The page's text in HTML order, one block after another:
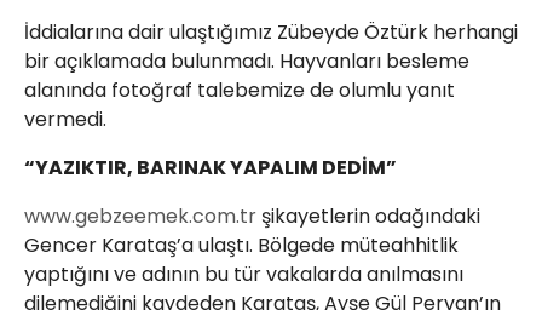
İddialarına dair ulaştığımız Zübeyde Öztürk herhangi
bir açıklamada bulunmadı. Hayvanları besleme
alanında fotoğraf talebemize de olumlu yanıt
vermedi.
“YAZIKTIR, BARINAK YAPALIM DEDİM”
www.gebzeemek.com.tr şikayetlerin odağındaki
Gencer Karataş’a ulaştı. Bölgede müteahhitlik
yaptığını ve adının bu tür vakalarda anılmasını
dilemediğini kaydeden Karataş, Ayşe Gül Pervan’ın